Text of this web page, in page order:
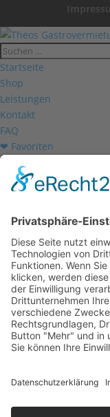
Startseite
Shop
Leistungen
Kontakt
FAQ
❤ Favoriten
Mein Konto
Wir befinden uns vom
19.12.2025 bis
in unseren
In dieser Zeit werden
weiterhin bearbeitet,
kann es zu